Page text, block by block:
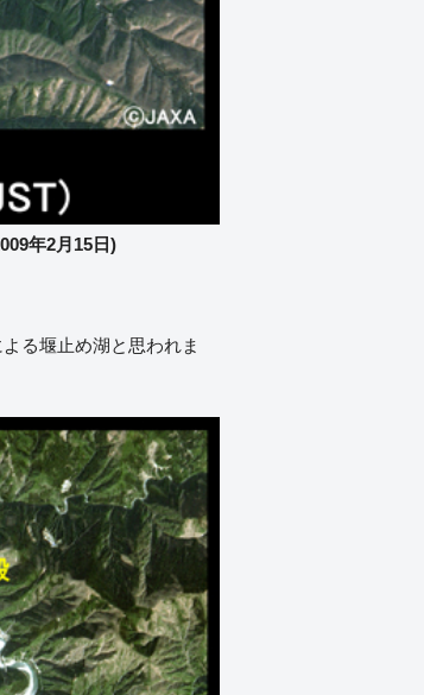
年2月15日)
る堰止め湖と思われま